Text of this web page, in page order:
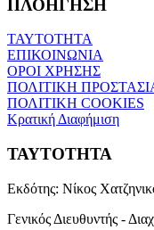
ΠΛΟΗΓΗΣΗ
ΤΑΥΤΟΤΗΤΑ
ΕΠΙΚΟΙΝΩΝΙΑ
ΟΡΟΙ ΧΡΗΣΗΣ
ΠΟΛΙΤΙΚΗ
ΠΟΛΙΤΙΚΗ COOKIES
Κρατική Διαφήμιση
ΤΑΥΤΟΤΗΤΑ
Εκδότης: Νίκος
Γενικός Διευθυντής -